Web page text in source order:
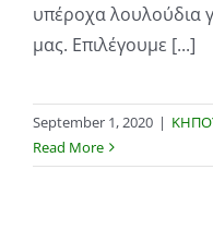
υπέροχα λουλούδια
μας. Επιλέγουμε [...]
September 1, 2020 |
Read More